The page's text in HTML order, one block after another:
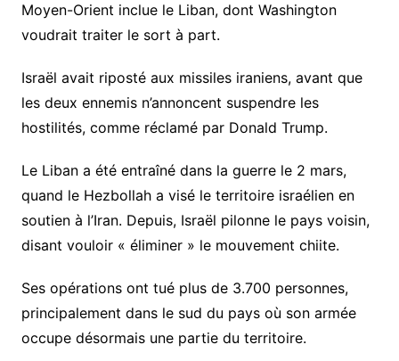
Moyen-Orient inclue le Liban, dont Washington
voudrait traiter le sort à part.
Israël avait riposté aux missiles iraniens, avant que
les deux ennemis n’annoncent suspendre les
hostilités, comme réclamé par Donald Trump.
Le Liban a été entraîné dans la guerre le 2 mars,
quand le Hezbollah a visé le territoire israélien en
soutien à l’Iran. Depuis, Israël pilonne le pays voisin,
disant vouloir « éliminer » le mouvement chiite.
Ses opérations ont tué plus de 3.700 personnes,
principalement dans le sud du pays où son armée
occupe désormais une partie du territoire.